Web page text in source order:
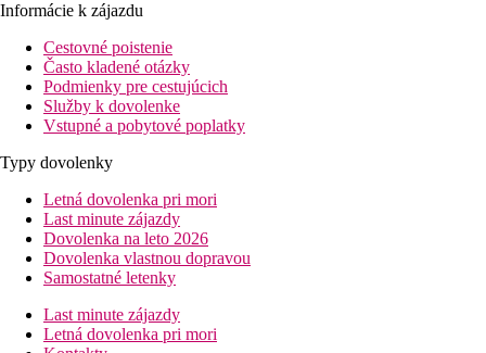
Informácie k zájazdu
Cestovné poistenie
Často kladené otázky
Podmienky pre cestujúcich
Služby k dovolenke
Vstupné a pobytové poplatky
Typy dovolenky
Letná dovolenka pri mori
Last minute zájazdy
Dovolenka na leto 2026
Dovolenka vlastnou dopravou
Samostatné letenky
Last minute zájazdy
Letná dovolenka pri mori